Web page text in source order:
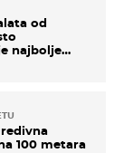
od
najbolje
100 metara